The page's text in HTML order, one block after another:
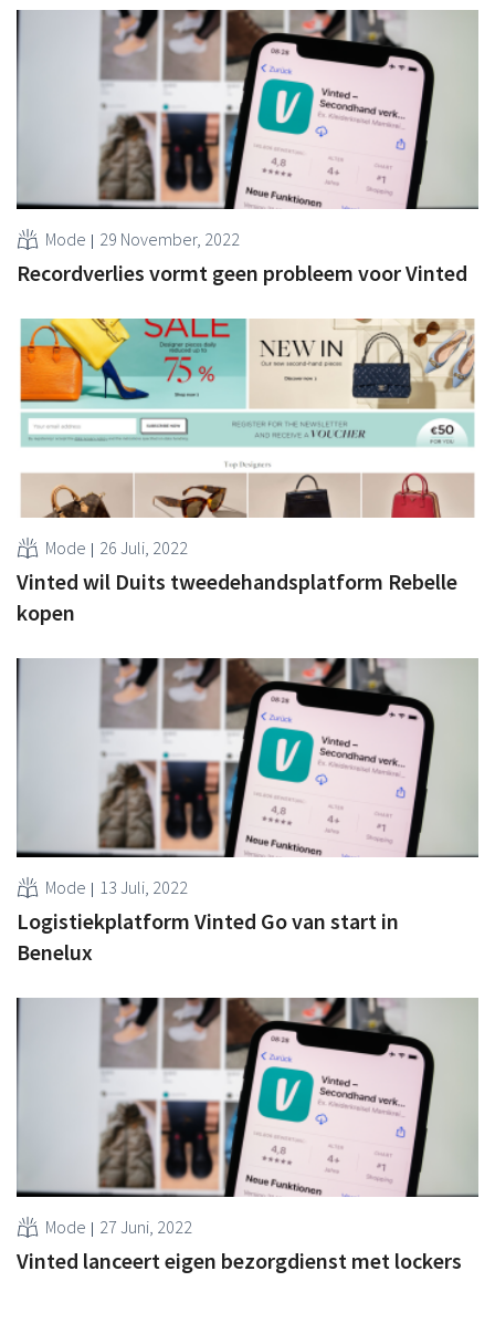
Mode 29 November, 2022
Recordverlies vormt geen probleem voor Vinted
Mode 26 Juli, 2022
Vinted wil Duits tweedehandsplatform Rebelle
kopen
Mode 13 Juli, 2022
Logistiekplatform Vinted Go van start in
Benelux
Mode 27 Juni, 2022
Vinted lanceert eigen bezorgdienst met lockers